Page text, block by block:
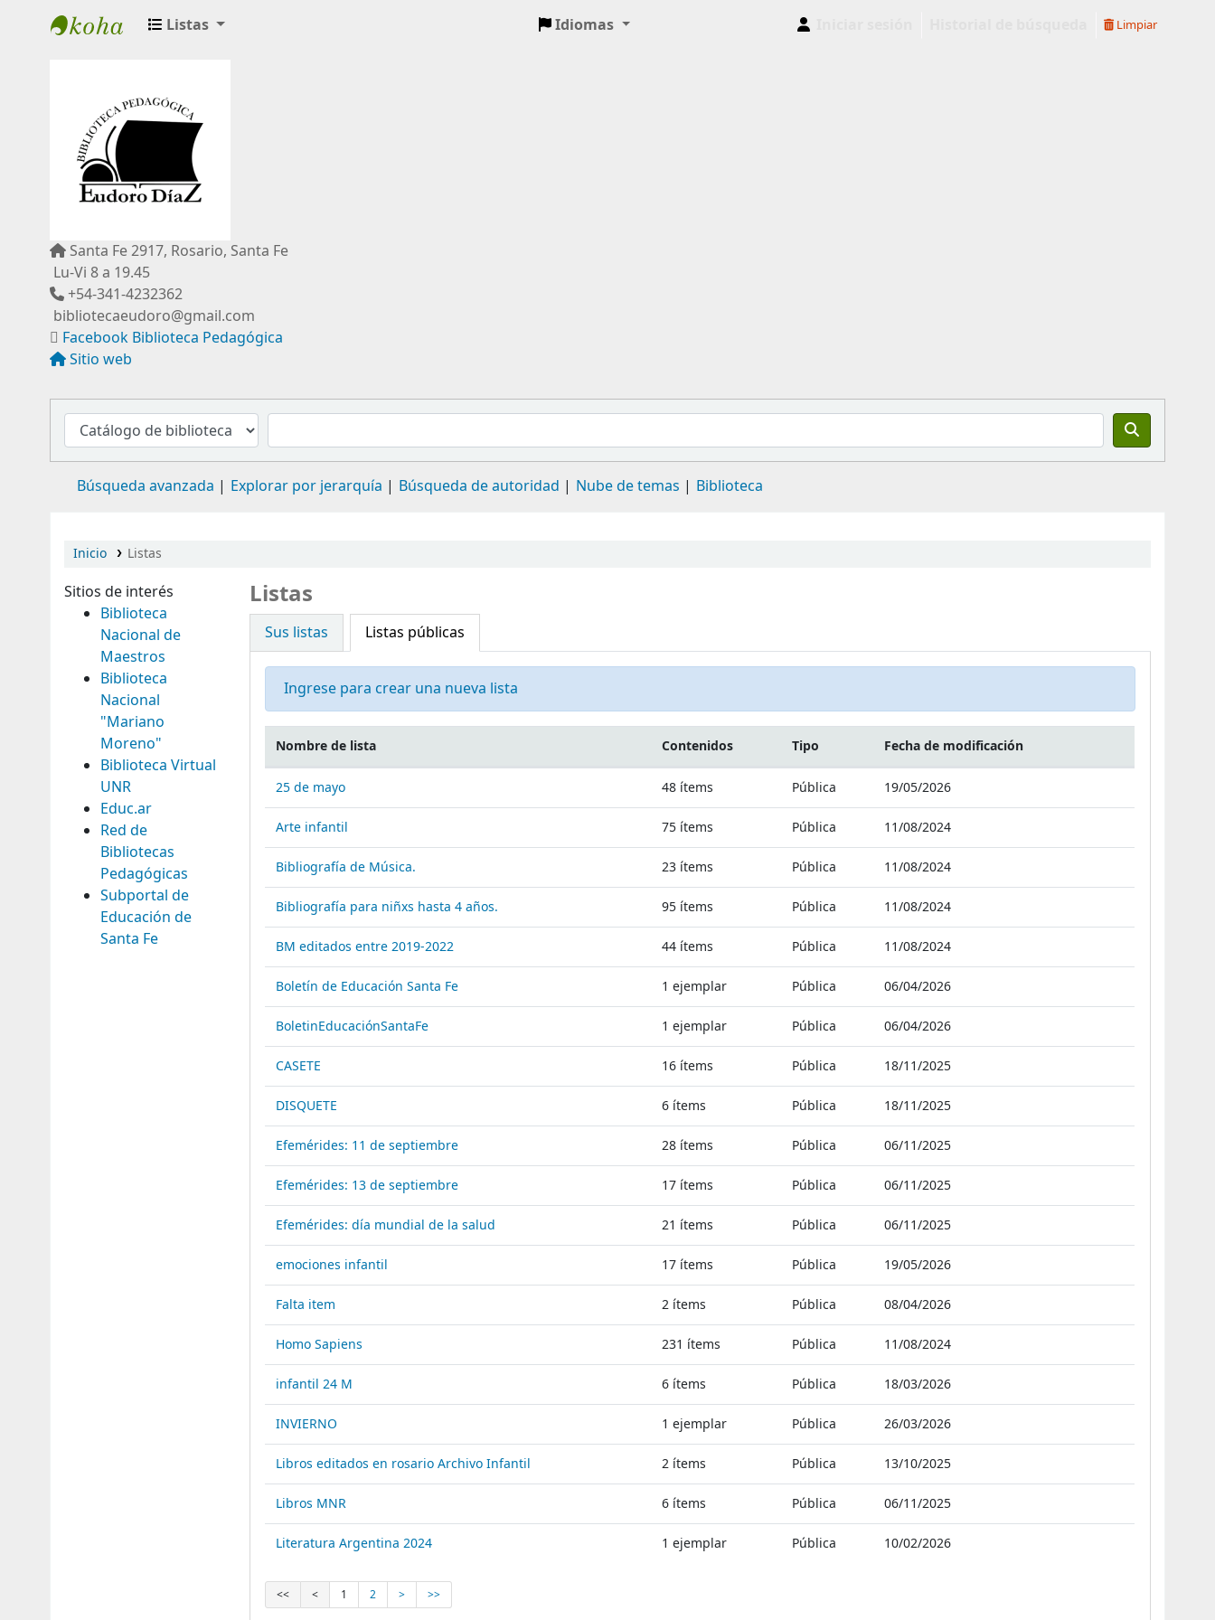
Listas Idiomas Limpiar
Santa Fe 2917, Rosario, Santa Fe
Lu-Vi 8 a 19.45
+54-341-4232362
bibliotecaeudoro@gmail.com
Facebook Biblioteca Pedagógica
Sitio web
Búsqueda avanzada Explorar por jerarquía Búsqueda de autoridad Nube de temas Biblioteca
Inicio Listas
Sitios de interés
Biblioteca
Nacional de
Maestros
Biblioteca
Nacional
"Mariano
Moreno"
Biblioteca Virtual
UNR
Educ.ar
Red de
Bibliotecas
Pedagógicas
Subportal de
Educación de
Santa Fe
Listas
Sus listas Listas públicas
Ingrese para crear una nueva lista
Listas públicas
Nombre de lista Contenidos Tipo Fecha de modificación
25 de mayo 48 ítems Pública 19/05/2026
Arte infantil 75 ítems Pública 11/08/2024
Bibliografía de Música. 23 ítems Pública 11/08/2024
Bibliografía para niñxs hasta 4 años. 95 ítems Pública 11/08/2024
BM editados entre 2019-2022 44 ítems Pública 11/08/2024
Boletín de Educación Santa Fe 1ejemplar Pública 06/04/2026
BoletinEducaciónSantaFe 1ejemplar Pública 06/04/2026
CASETE 16 ítems Pública 18/11/2025
DISQUETE 6 ítems Pública 18/11/2025
Efemérides: 11 de septiembre 28 ítems Pública 06/11/2025
Efemérides: 13 de septiembre 17 ítems Pública 06/11/2025
Efemérides: día mundial de la salud 21 ítems Pública 06/11/2025
emociones infantil 17 ítems Pública 19/05/2026
Falta item 2 ítems Pública 08/04/2026
Homo Sapiens 231 ítems Pública 11/08/2024
infantil 24 M 6 ítems Pública 18/03/2026
INVIERNO 1ejemplar Pública 26/03/2026
Libros editados en rosario Archivo Infantil 2 ítems Pública 13/10/2025
Libros MNR 6 ítems Pública 06/11/2025
Literatura Argentina 2024 1ejemplar Pública 10/02/2026
<< < 1 2 > >>